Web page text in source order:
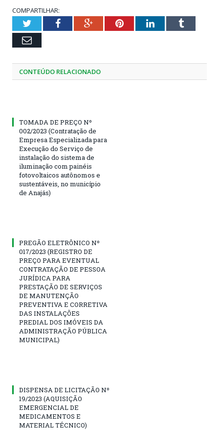
COMPARTILHAR:
TwitterFacebookGoogle+PinterestLinkedInTumblr
Email
CONTEÚDO RELACIONADO
TOMADA DE PREÇO Nº
002/2023 (Contratação de
Empresa Especializada para
Execução do Serviço de
instalação do sistema de
iluminação com painéis
fotovoltaicos autônomos e
sustentáveis, no município
de Anajás)
PREGÃO ELETRÔNICO Nº
017/2023 (REGISTRO DE
PREÇO PARA EVENTUAL
CONTRATAÇÃO DE PESSOA
JURÍDICA PARA
PRESTAÇÃO DE SERVIÇOS
DE MANUTENÇÃO
PREVENTIVA E CORRETIVA
DAS INSTALAÇÕES
PREDIAL DOS IMÓVEIS DA
ADMINISTRAÇÃO PÚBLICA
MUNICIPAL)
DISPENSA DE LICITAÇÃO Nº
19/2023 (AQUISIÇÃO
EMERGENCIAL DE
MEDICAMENTOS E
MATERIAL TÉCNICO)